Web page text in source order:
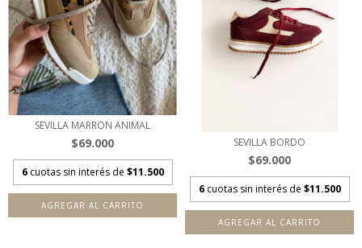
SEVILLA MARRON ANIMAL
$69.000
6 cuotas sin interés de $11.500
AGREGAR AL CARRITO
SEVILLA BORDO
$69.000
6 cuotas sin interés de $11.500
AGREGAR AL CARRITO